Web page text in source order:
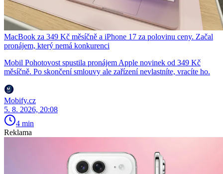
MacBook za 349 Kč měsíčně a iPhone 17 za polovinu ceny. Začal
pronájem, který nemá konkurenci
Mobil Pohotovost spustila pronájem Apple novinek od 349 Kč
měsíčně. Po skončení smlouvy ale zařízení nevlastníte, vracíte ho.
Mobify.cz
5. 8. 2026, 20:08
4 min
Reklama